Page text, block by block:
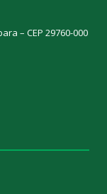
– CEP 29760-000